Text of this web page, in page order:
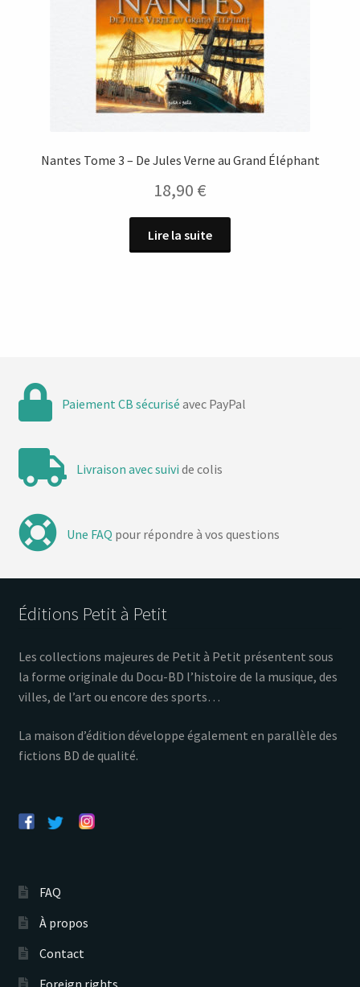
Nantes Tome 3 – De Jules Verne au Grand Éléphant
18,90 €
Lire la suite
Paiement CB sécurisé avec PayPal
Livraison avec suivi de colis
Une FAQ pour répondre à vos questions
Éditions Petit à Petit
Les collections majeures de Petit à Petit présentent sous
la forme originale du Docu-BD l’histoire de la musique, des
villes, de l’art ou encore des sports…
La maison d’édition développe également en parallèle des
fictions BD de qualité.
FAQ
À propos
Contact
Foreign rights